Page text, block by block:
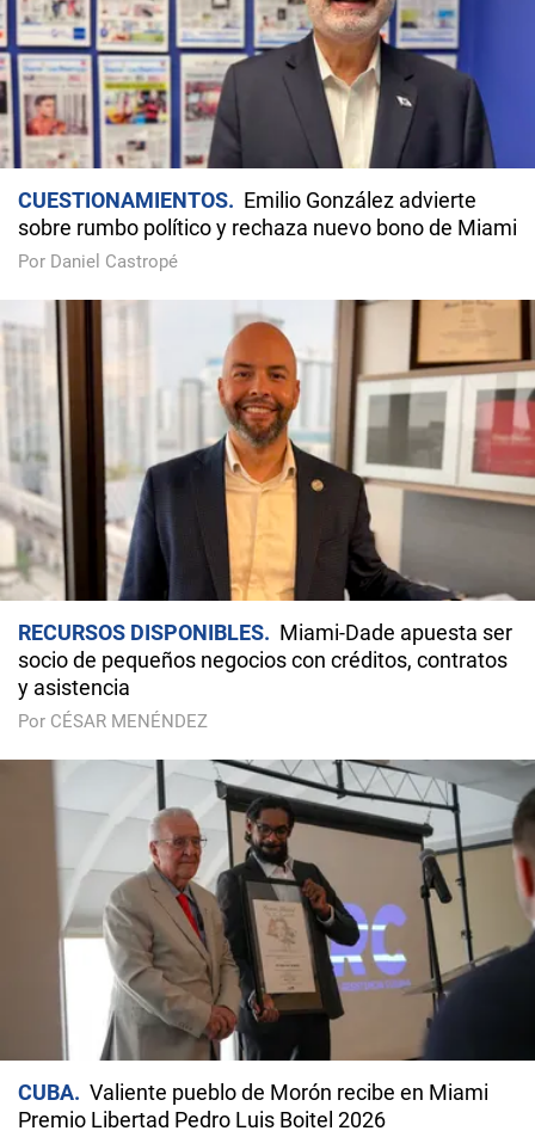
CUESTIONAMIENTOS
Emilio González advierte
sobre rumbo político y rechaza nuevo bono de Miami
Por Daniel Castropé
RECURSOS DISPONIBLES
Miami-Dade apuesta ser
socio de pequeños negocios con créditos, contratos
y asistencia
Por CÉSAR MENÉNDEZ
CUBA
Valiente pueblo de Morón recibe en Miami
Premio Libertad Pedro Luis Boitel 2026